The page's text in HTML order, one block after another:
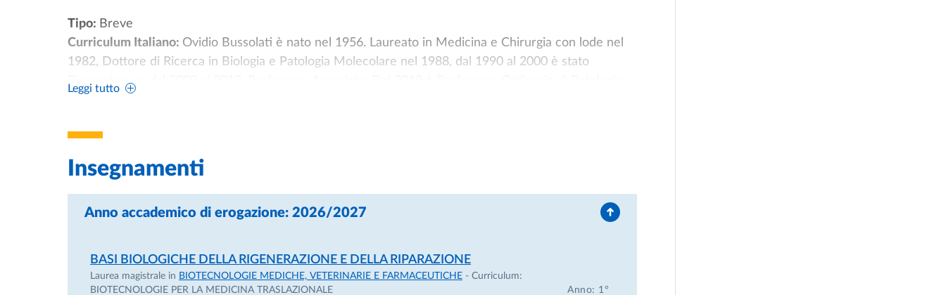
Leggi tutto
Tipo: Breve
Curriculum Italiano: Ovidio Bussolati è nato nel 1956. Laureato in Medicina e Chirurgia con lode nel
1982, Dottore di Ricerca in Biologia e Patologia Molecolare nel 1988, dal 1990 al 2000 è stato
Ricercatore e, dal 2000 al 2019, Professore Associato. Dal 2019 è Professore Ordinario di Patologia
Scienze Motorie Preventive e Adattate e Scienze della Nutrizione umana, nel Corso di Laurea in
Biotecnologie e in diverse Scuole di Specializzazione. E’ componente del Collegio dei Docenti del
Dottorato di Ricerca in Microbiota and Health. Ha ricoperto ruoli di responsabilità a livello di ateneo,
tra cui quello di Pro-Rettore al Personale ed Organizzazione. Dal 2020 al 2023 è stato Direttore del
Dipartimento di Medicina e Chirurgia e, nel 2024, componente del Senato Accademico. La sua attività
regolazione del volume cellulare. I progetti di ricerca attuali riguardano il metabolismo di glutamina e
arginina in tumori umani e gli effetti di nanomateriali su macrofagi e barriere epiteliali. Più volte
Insegnamenti
Anno accademico di erogazione: 2026/2027
BASI BIOLOGICHE DELLA RIGENERAZIONE E DELLA RIPARAZIONE
Laurea magistrale in BIOTECNOLOGIE MEDICHE, VETERINARIE E FARMACEUTICHE - Curriculum:
BIOTECNOLOGIE PER LA MEDICINA TRASLAZIONALE
Anno: 1°